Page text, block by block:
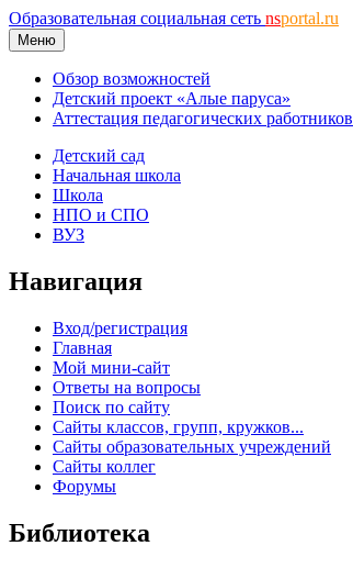
Образовательная социальная сеть nsportal.ru
Меню
Обзор возможностей
Детский проект «Алые паруса»
Аттестация педагогических работников
Детский сад
Начальная школа
Школа
НПО и СПО
ВУЗ
Навигация
Вход/регистрация
Главная
Мой мини-сайт
Ответы на вопросы
Поиск по сайту
Сайты классов, групп, кружков...
Сайты образовательных учреждений
Сайты коллег
Форумы
Библиотека